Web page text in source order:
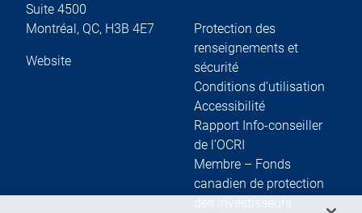
Suite 4500
Montréal, QC, H3B 4E7
Website
Protection des
renseignements et
sécurité
Conditions d’utilisation
Accessibilité
Rapport Info-conseiller
de l’OCRI
Membre – Fonds
canadien de protection
des investisseurs